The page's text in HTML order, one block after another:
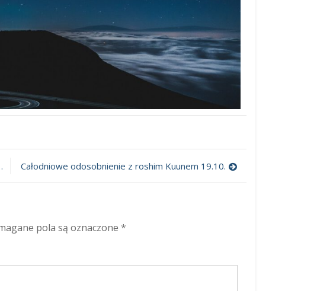
Całodniowe odosobnienie z roshim Kuunem 19.10.
pola są oznaczone *